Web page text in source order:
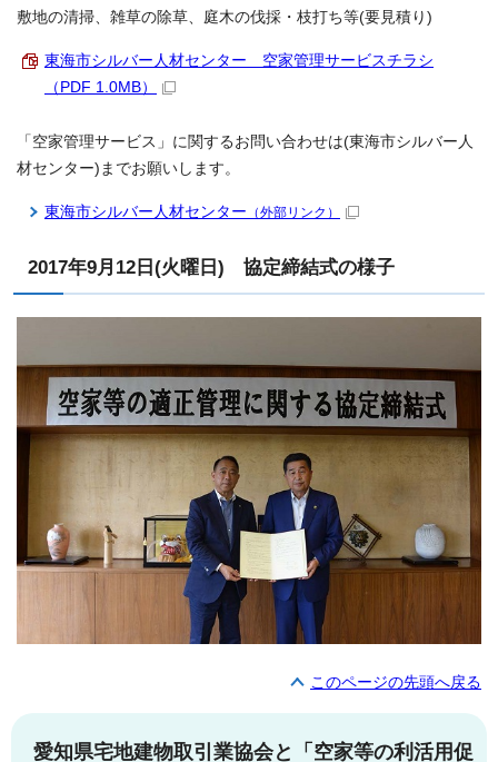
敷地の清掃、雑草の除草、庭木の伐採・枝打ち等(要見積り)
東海市シルバー人材センター 空家管理サービスチラシ
（PDF 1.0MB）
「空家管理サービス」に関するお問い合わせは(東海市シルバー人
材センター)までお願いします。
東海市シルバー人材センター （外部リンク）
2017年9月12日(火曜日) 協定締結式の様子
このページの先頭へ戻る
愛知県宅地建物取引業協会と「空家等の利活用促